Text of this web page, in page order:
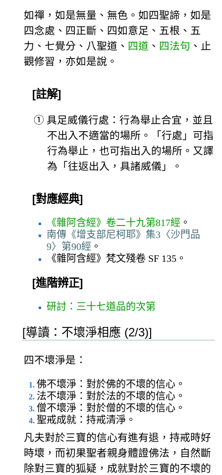
如禪，如是無量、無色。如四聖諦，如是
四念處、四正斷、四如意足、五根、五
力、七覺分、八聖道、 四道 、 四法句 、止
觀修習，亦如是說。
[註解]
① 具足威儀行處：行為舉止合宜，並且
不出入不適當的場所。「行處」可指
行為舉止，也可指出入的場所。又譯
為「往返出入，具諸威儀」。
[對應經典]
《雜阿含經》卷二十九第817經 。
南傳《增支部尼柯耶》集3〈沙門品
9〉第90經 。
《雜阿含經》梵文殘卷 SF 135。
[進階辨正]
研討：三十七道品的次第
[導讀：不壞淨相應 (2/3)]
四不壞淨是：
佛不壞淨：對於佛的不壞的信心。
法不壞淨：對於法的不壞的信心。
僧不壞淨：對於僧的不壞的信心。
聖戒成就：持戒清淨。
凡夫對於三寶的信心有進有退，持戒時好
時壞，而初果聖者親身體證佛法，自然斷
除對三寶的狐疑，成就對於三寶的不壞的